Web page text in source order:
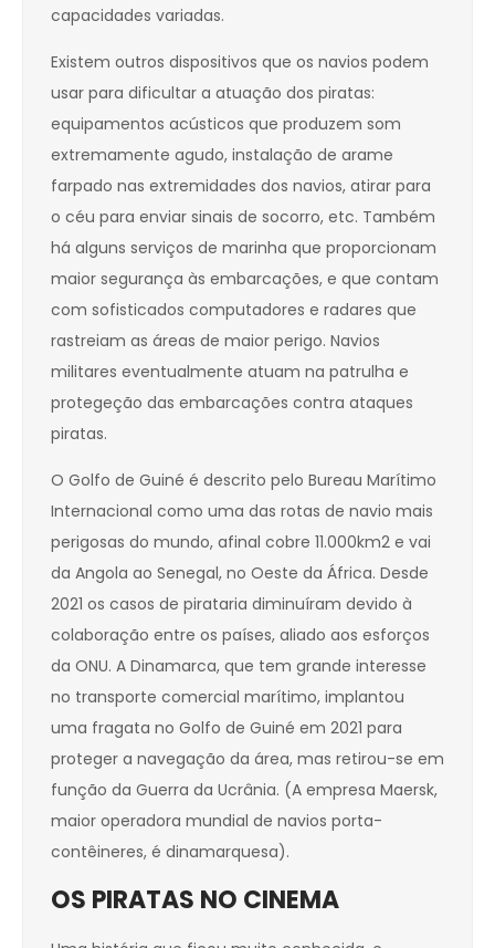
capacidades variadas.
Existem outros dispositivos que os navios podem
usar para dificultar a atuação dos piratas:
equipamentos acústicos que produzem som
extremamente agudo, instalação de arame
farpado nas extremidades dos navios, atirar para
o céu para enviar sinais de socorro, etc. Também
há alguns serviços de marinha que proporcionam
maior segurança às embarcações, e que contam
com sofisticados computadores e radares que
rastreiam as áreas de maior perigo. Navios
militares eventualmente atuam na patrulha e
protegeção das embarcações contra ataques
piratas.
O Golfo de Guiné é descrito pelo Bureau Marítimo
Internacional como uma das rotas de navio mais
perigosas do mundo, afinal cobre 11.000km2 e vai
da Angola ao Senegal, no Oeste da África. Desde
2021 os casos de pirataria diminuíram devido à
colaboração entre os países, aliado aos esforços
da ONU. A Dinamarca, que tem grande interesse
no transporte comercial marítimo, implantou
uma fragata no Golfo de Guiné em 2021 para
proteger a navegação da área, mas retirou-se em
função da Guerra da Ucrânia. (A empresa Maersk,
maior operadora mundial de navios porta-
contêineres, é dinamarquesa).
OS PIRATAS NO CINEMA